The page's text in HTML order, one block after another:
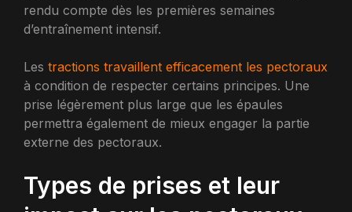
rendu compte dès les premières semaines
d’entraînement intensif.
Les tractions travaillent efficacement les pectoraux
à condition de respecter certains principes. Une
prise légèrement plus large que les épaules
permettra également de mieux engager la partie
externe des pectoraux.
Types de prises et leur